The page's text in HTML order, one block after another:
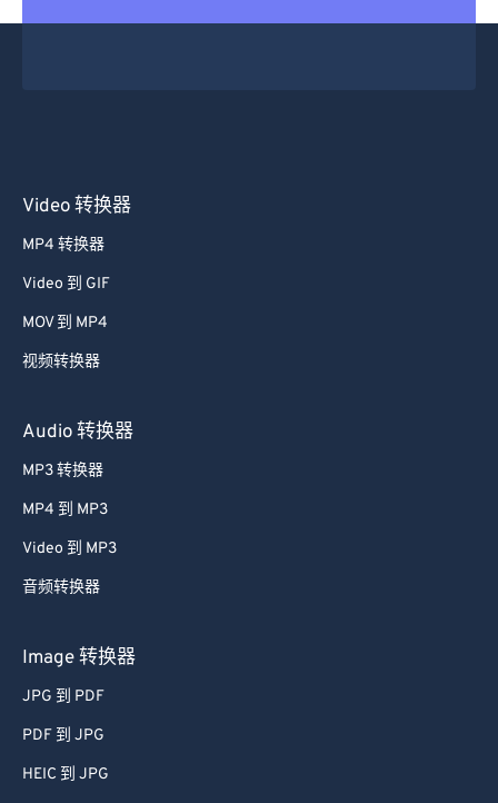
Video 转换器
MP4 转换器
Video 到 GIF
MOV 到 MP4
视频转换器
Audio 转换器
MP3 转换器
MP4 到 MP3
Video 到 MP3
音频转换器
Image 转换器
JPG 到 PDF
PDF 到 JPG
HEIC 到 JPG